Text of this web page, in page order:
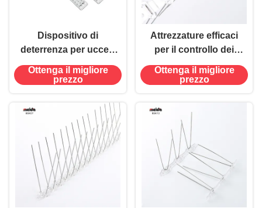
Dispositivo di
deterrenza per uccelli
da giardino all'aperto
con spine anti-pigeon
Ottenga il migliore
prezzo
Attrezzature efficaci
per il controllo dei
parassiti Balcone
Fattoria Piantagione
Ottenga il migliore
prezzo